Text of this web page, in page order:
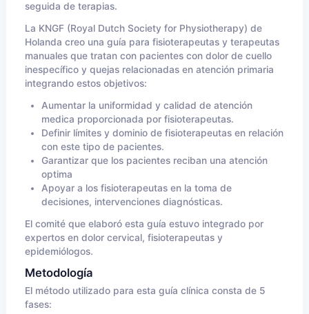
seguida de terapias.
La KNGF (Royal Dutch Society for Physiotherapy) de
Holanda creo una guía para fisioterapeutas y terapeutas
manuales que tratan con pacientes con dolor de cuello
inespecífico y quejas relacionadas en atención primaria
integrando estos objetivos:
Aumentar la uniformidad y calidad de atención
medica proporcionada por fisioterapeutas.
Definir límites y dominio de fisioterapeutas en relación
con este tipo de pacientes.
Garantizar que los pacientes reciban una atención
optima
Apoyar a los fisioterapeutas en la toma de
decisiones, intervenciones diagnósticas.
El comité que elaboró esta guía estuvo integrado por
expertos en dolor cervical, fisioterapeutas y
epidemiólogos.
Metodología
El método utilizado para esta guía clínica consta de 5
fases: